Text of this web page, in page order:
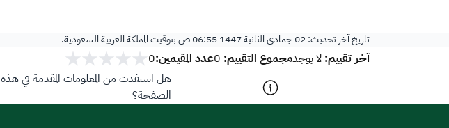
تاريخ آخر تحديث:02 جمادى الثانية 1447 06:55 ص بتوقيت المملكة العربية السعودية.
آخر تقييم:لا يوجدمجموع التقييم: 0عدد المقيمين:0
هل استفدت من المعلومات المقدمة في هذه
الصفحة؟